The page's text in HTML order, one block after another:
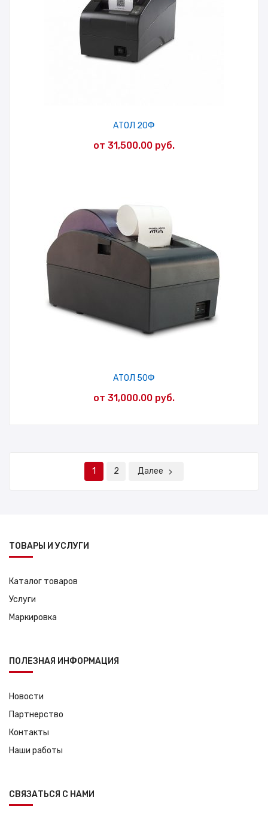
АТОЛ 20Ф
от 31,500.00 руб.
АТОЛ 50Ф
от 31,000.00 руб.
1 2 Далее
ТОВАРЫ И УСЛУГИ
Каталог товаров
Услуги
Маркировка
ПОЛЕЗНАЯ ИНФОРМАЦИЯ
Новости
Партнерство
Контакты
Наши работы
СВЯЗАТЬСЯ С НАМИ